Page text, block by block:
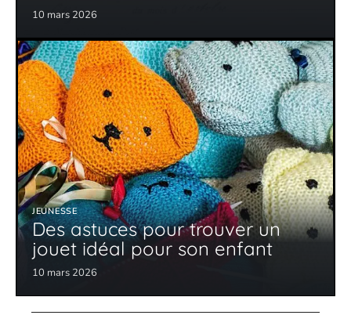
10 mars 2026
JEUNESSE
Des astuces pour trouver un
jouet idéal pour son enfant
10 mars 2026